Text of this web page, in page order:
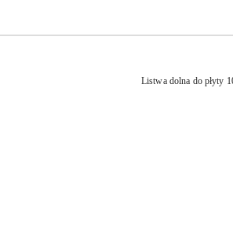
Listwa dolna do płyty